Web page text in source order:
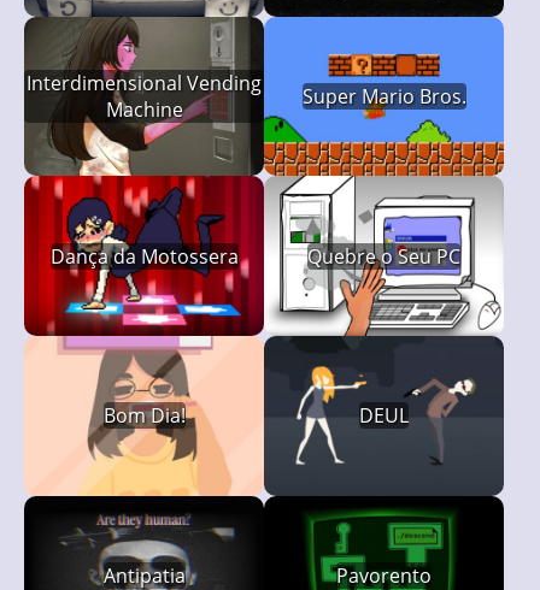
Interdimensional Vending
Machine
Super Mario Bros.
Dança da Motossera Quebre o Seu PC
Bom Dia! DEUL
Antipatia Pavorento